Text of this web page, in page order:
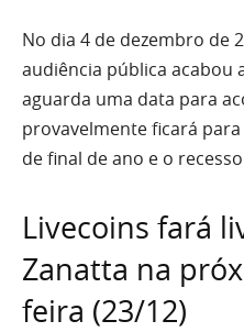
No dia 4 de dezembro de
audiência pública acabou
aguarda uma data para
provavelmente ficará
de final de ano e o
Livecoins fará
Zanatta na
feira (23/12)